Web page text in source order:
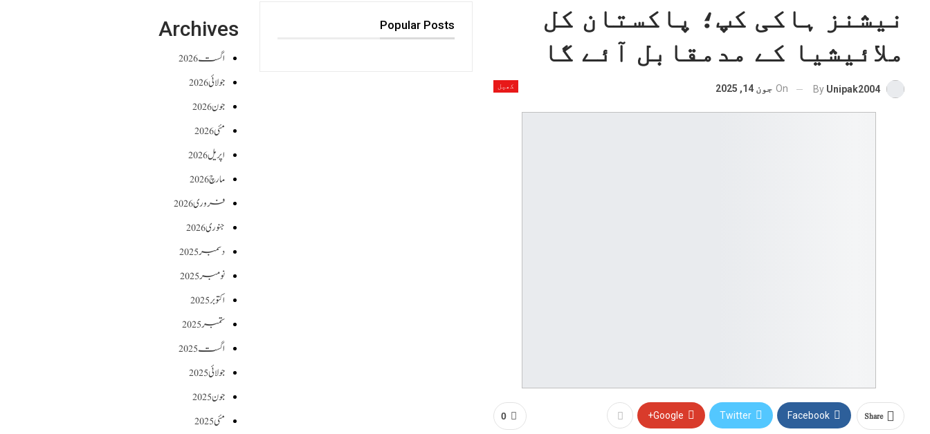
نیشنز ہاکی کپ؛ پاکستان کل
ملائیشیا کے مدمقابل آئے گا
کھیل By Unipak2004
On جون 14, 2025
0 Share
Facebook
Twitter
Google+
Popular Posts
Archives
اگست 2026
جولائی 2026
جون 2026
مئی 2026
اپریل 2026
مارچ 2026
فروری 2026
جنوری 2026
دسمبر 2025
نومبر 2025
اکتوبر 2025
ستمبر 2025
اگست 2025
جولائی 2025
جون 2025
مئی 2025